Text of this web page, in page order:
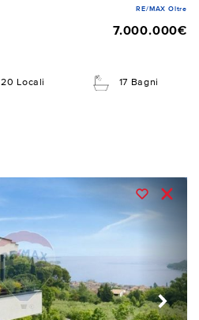
RE/MAX Oltre
7.000.000€
20 Locali 17 Bagni